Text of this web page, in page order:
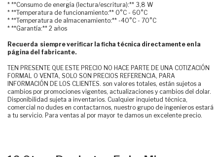
* **Consumo de energía (lectura/escritura):** 3,8 W
* **Temperatura de funcionamiento:** 0°C - 60°C
* **Temperatura de almacenamiento:** -40°C - 70°C
* **Garantía:** 2 años
Recuerda siempre verificar la ficha técnica directamente en la
página del fabricante.
TEN PRESENTE QUE ESTE PRECIO NO HACE PARTE DE UNA COTIZACIÓN
FORMAL O VENTA, SOLO SON PRECIOS REFERENCIA, PARA
INFORMACIÓN DE LOS CLIENTES. son valores totales, están sujetos a
cambios por promociones vigentes, actualizaciones y cambios del dolar.
Disponibilidad sujeta a inventarios. Cualquier inquietud técnica,
comercial no dudes en contactarnos, nuestro grupo de ingenieros estará
a tu servicio. Para ventas al por mayor te damos un excelente precio.